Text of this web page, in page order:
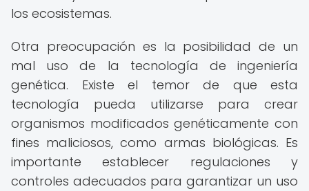
los ecosistemas.
Otra preocupación es la posibilidad de un
mal uso de la tecnología de ingeniería
genética. Existe el temor de que esta
tecnología pueda utilizarse para crear
organismos modificados genéticamente con
fines maliciosos, como armas biológicas. Es
importante establecer regulaciones y
controles adecuados para garantizar un uso